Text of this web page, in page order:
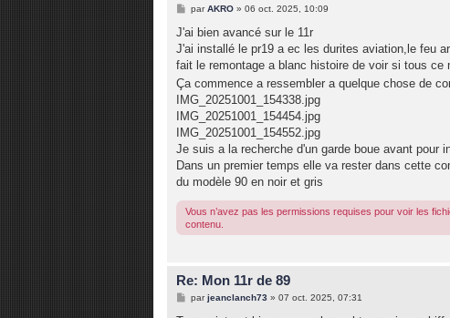
M
s
a
g
parAKRO» 06 oct. 2025, 10:09
J'ai bien avancé sur le 11r
J'ai installé le pr19 a ec les durites aviation,le feu
fait le remontage a blanc histoire de voir si tous ce
Ça commence a ressembler a quelque chose de
IMG_20251001_154338.jpg
IMG_20251001_154454.jpg
IMG_20251001_154552.jpg
Je suis a la recherche d'un garde boue avant pour
Dans un premier temps elle va rester dans cette
du modèle 90 en noir et gris
Vous n’avez pas les permissions requises pour voir les
contenu.
Re: Mon 11r de 89
Mparjeanclanch73 » 07 oct. 2025, 07:31